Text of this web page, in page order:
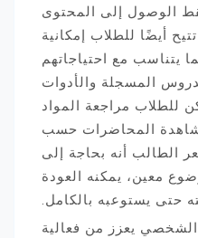
الوصول إلى المحتوى
أيضًا للطلاب إمكانية
يتناسب مع احتياجاتهم
المسجلة والأدوات
للطلاب مراجعة المواد
المحاضرات حسب
الطالب أنه بحاجة إلى
معين، يمكنه العودة
حتى يستوعبه بالكامل.
الشخصي يعزز من فعالية